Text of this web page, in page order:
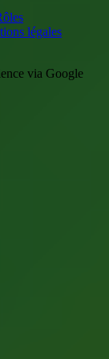
légales
via Google